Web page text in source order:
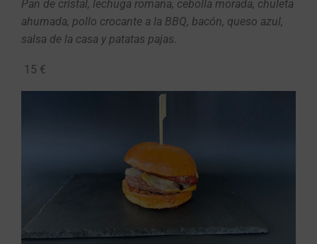
Pan de cristal, lechuga romana, cebolla morada, chuleta
ahumada, pollo crocante a la BBQ, bacón, queso azul,
salsa de la casa y patatas pajas.
15 €